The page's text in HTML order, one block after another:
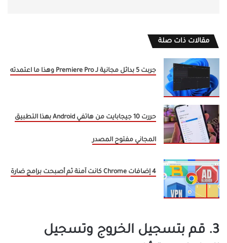
مقالات ذات صلة
جربت 5 بدائل مجانية لـ Premiere Pro وهذا ما اعتمدته
حررت 10 جيجابايت من هاتفي Android بهذا التطبيق
المجاني مفتوح المصدر
4 إضافات Chrome كانت آمنة ثم أصبحت برامج ضارة
3. قم بتسجيل الخروج وتسجيل